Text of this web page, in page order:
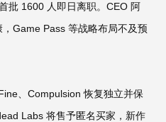
批 1600 人即日离职。CEO 阿
Game Pass 等战略布局不及预
、Compulsion 恢复独立并保
Labs 将售予匿名买家，新作